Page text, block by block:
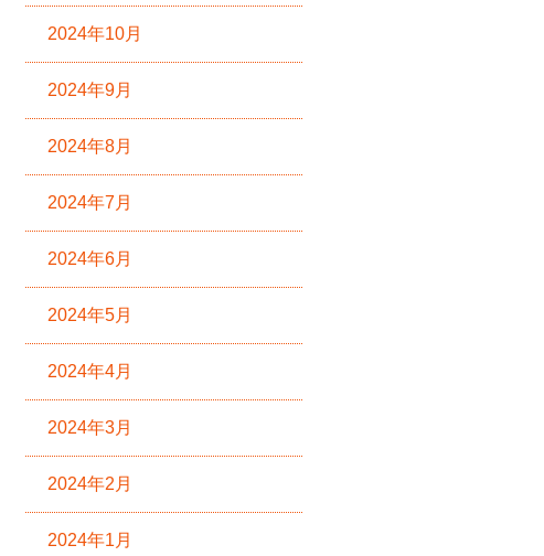
2024年10月
2024年9月
2024年8月
2024年7月
2024年6月
2024年5月
2024年4月
2024年3月
2024年2月
2024年1月